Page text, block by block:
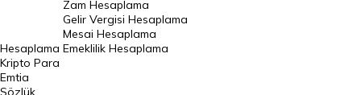
Altın Fiyatları
Gram Altın Fiyatı
Hesaplama
Zam Hesaplama
Gelir Vergisi Hesaplama
Mesai Hesaplama
Emeklilik Hesaplama
Kripto Para
Emtia
Sözlük